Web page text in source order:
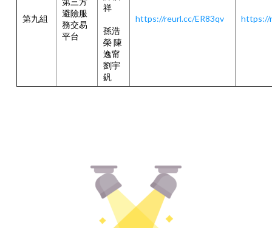
第九組
避險服
務交易
平台
祥
孫浩
榮 陳
逸甯
劉宇
釩
https://reurl.cc/ER83qv https://